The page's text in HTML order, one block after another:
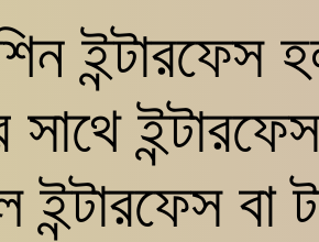
সাথে
ইন্টারফেস বা